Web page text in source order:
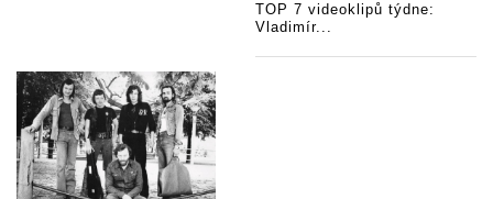
TOP 7 videoklipů týdne:
Vladimír...